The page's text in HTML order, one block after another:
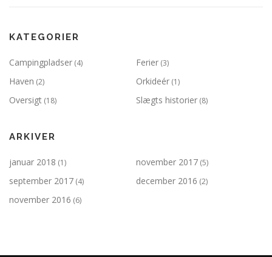
KATEGORIER
Campingpladser (4) Ferier (3)
Haven (2) Orkideér (1)
Oversigt (18) Slægts historier (8)
ARKIVER
januar 2018 (1) november 2017 (5)
september 2017 (4) december 2016 (2)
november 2016 (6)